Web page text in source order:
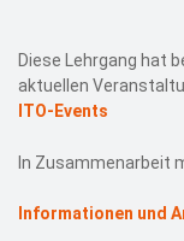
Diese Lehrgang hat
aktuellen
ITO-Events
In Zusammenarbeit
Informationen und